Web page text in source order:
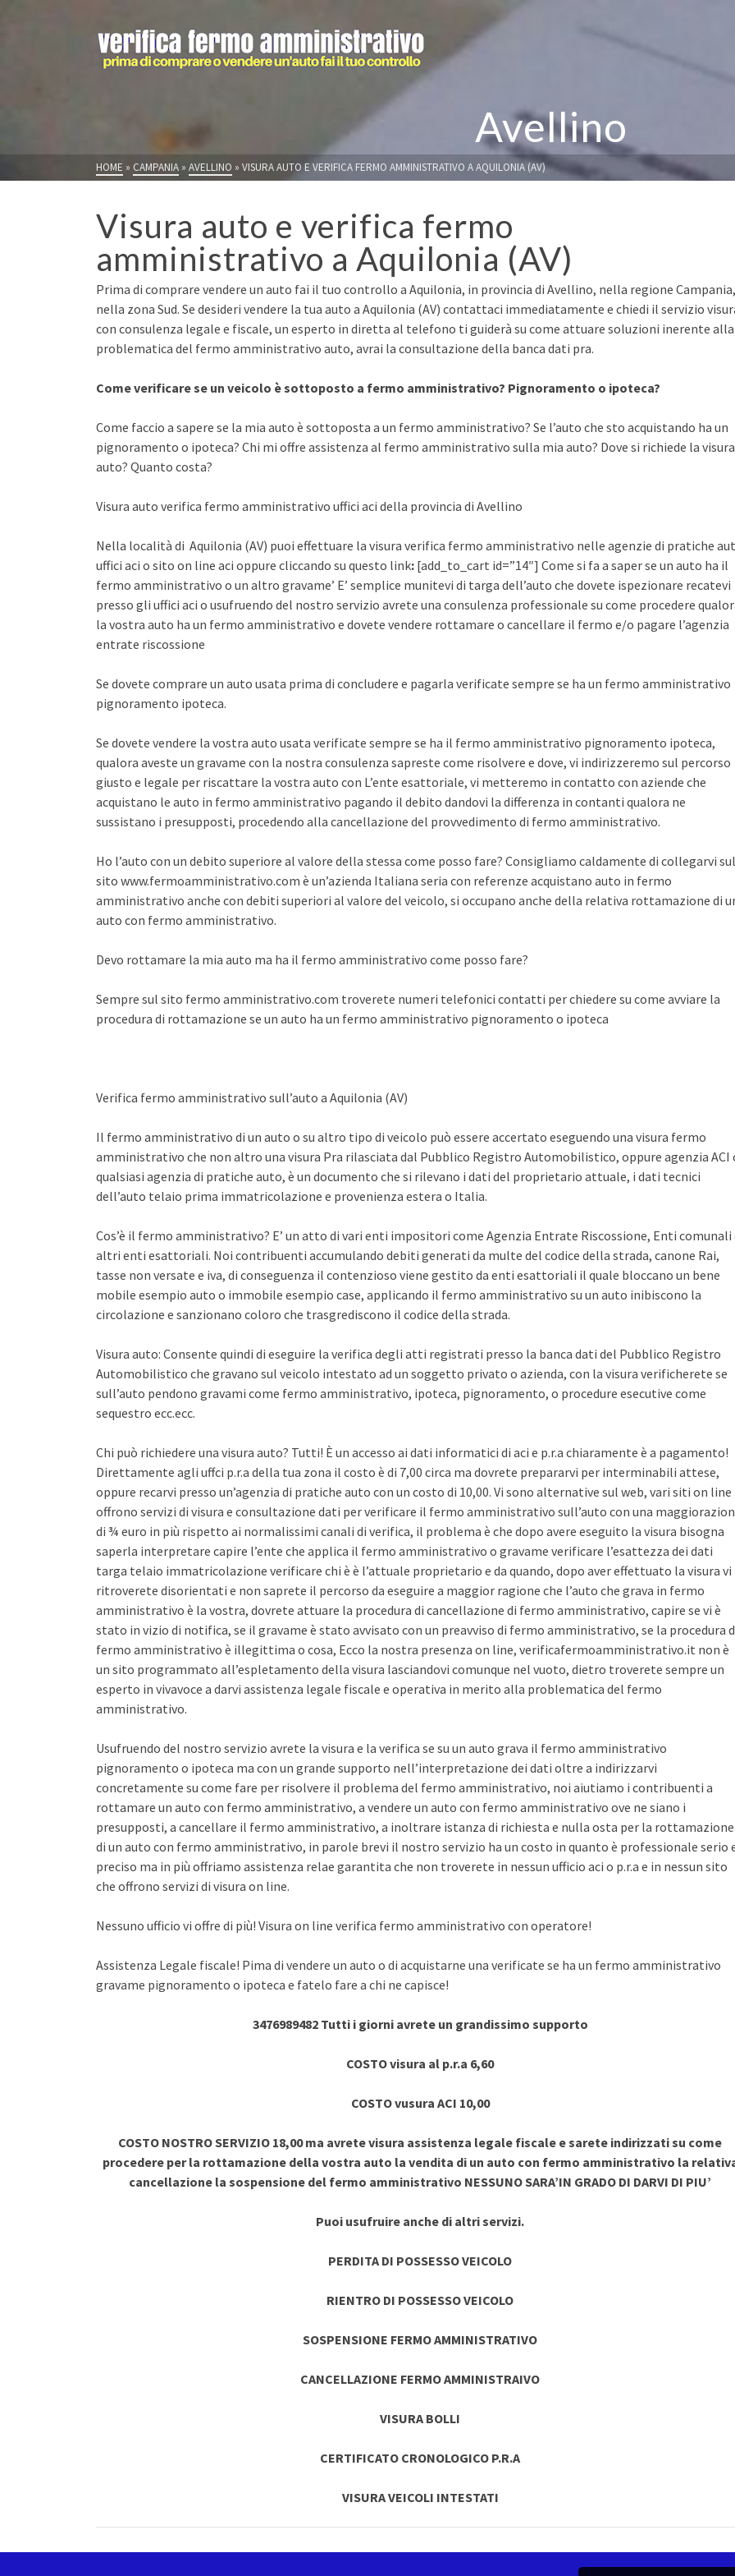
Avellino
HOME » CAMPANIA » AVELLINO » VISURA AUTO E VERIFICA FERMO AMMINISTRATIVO A AQUILONIA (AV)
Visura auto e verifica fermo
amministrativo a Aquilonia (AV)
Prima di comprare vendere un auto fai il tuo controllo a Aquilonia, in provincia di Avellino, nella regione Campania,
nella zona Sud. Se desideri vendere la tua auto a Aquilonia (AV) contattaci immediatamente e chiedi il servizio
con consulenza legale e fiscale, un esperto in diretta al telefono ti guiderà su come attuare soluzioni inerente alla
problematica del fermo amministrativo auto, avrai la consultazione della banca dati pra.
Come verificare se un veicolo è sottoposto a fermo amministrativo? Pignoramento o ipoteca?
Come faccio a sapere se la mia auto è sottoposta a un fermo amministrativo? Se l’auto che sto acquistando ha un
pignoramento o ipoteca? Chi mi offre assistenza al fermo amministrativo sulla mia auto? Dove si richiede la visura
auto? Quanto costa?
Visura auto verifica fermo amministrativo uffici aci della provincia di Avellino
Nella località di Aquilonia (AV) puoi effettuare la visura verifica fermo amministrativo nelle agenzie di pratiche
uffici aci o sito on line aci oppure cliccando su questo link: [add_to_cart id=”14″] Come si fa a saper se un auto ha il
fermo amministrativo o un altro gravame’ E’ semplice munitevi di targa dell’auto che dovete ispezionare recatevi
presso gli uffici aci o usufruendo del nostro servizio avrete una consulenza professionale su come procedere
la vostra auto ha un fermo amministrativo e dovete vendere rottamare o cancellare il fermo e/o pagare l’agenzia
entrate riscossione
Se dovete comprare un auto usata prima di concludere e pagarla verificate sempre se ha un fermo amministrativo
pignoramento ipoteca.
Se dovete vendere la vostra auto usata verificate sempre se ha il fermo amministrativo pignoramento ipoteca,
qualora aveste un gravame con la nostra consulenza sapreste come risolvere e dove, vi indirizzeremo sul percorso
giusto e legale per riscattare la vostra auto con L’ente esattoriale, vi metteremo in contatto con aziende che
acquistano le auto in fermo amministrativo pagando il debito dandovi la differenza in contanti qualora ne
sussistano i presupposti, procedendo alla cancellazione del provvedimento di fermo amministrativo.
Ho l’auto con un debito superiore al valore della stessa come posso fare? Consigliamo caldamente di collegarvi sul
sito www.fermoamministrativo.com è un’azienda Italiana seria con referenze acquistano auto in fermo
amministrativo anche con debiti superiori al valore del veicolo, si occupano anche della relativa rottamazione di
auto con fermo amministrativo.
Devo rottamare la mia auto ma ha il fermo amministrativo come posso fare?
Sempre sul sito fermo amministrativo.com troverete numeri telefonici contatti per chiedere su come avviare la
procedura di rottamazione se un auto ha un fermo amministrativo pignoramento o ipoteca
Verifica fermo amministrativo sull’auto a Aquilonia (AV)
Il fermo amministrativo di un auto o su altro tipo di veicolo può essere accertato eseguendo una visura fermo
amministrativo che non altro una visura Pra rilasciata dal Pubblico Registro Automobilistico, oppure agenzia ACI
qualsiasi agenzia di pratiche auto, è un documento che si rilevano i dati del proprietario attuale, i dati tecnici
dell’auto telaio prima immatricolazione e provenienza estera o Italia.
Cos’è il fermo amministrativo? E’ un atto di vari enti impositori come Agenzia Entrate Riscossione, Enti comunali
altri enti esattoriali. Noi contribuenti accumulando debiti generati da multe del codice della strada, canone Rai,
tasse non versate e iva, di conseguenza il contenzioso viene gestito da enti esattoriali il quale bloccano un bene
mobile esempio auto o immobile esempio case, applicando il fermo amministrativo su un auto inibiscono la
circolazione e sanzionano coloro che trasgrediscono il codice della strada.
Visura auto: Consente quindi di eseguire la verifica degli atti registrati presso la banca dati del Pubblico Registro
Automobilistico che gravano sul veicolo intestato ad un soggetto privato o azienda, con la visura verificherete se
sull’auto pendono gravami come fermo amministrativo, ipoteca, pignoramento, o procedure esecutive come
sequestro ecc.ecc.
Chi può richiedere una visura auto? Tutti! È un accesso ai dati informatici di aci e p.r.a chiaramente è a pagamento!
Direttamente agli uffci p.r.a della tua zona il costo è di 7,00 circa ma dovrete prepararvi per interminabili attese,
oppure recarvi presso un’agenzia di pratiche auto con un costo di 10,00. Vi sono alternative sul web, vari siti on line
offrono servizi di visura e consultazione dati per verificare il fermo amministrativo sull’auto con una
di ¾ euro in più rispetto ai normalissimi canali di verifica, il problema è che dopo avere eseguito la visura bisogna
saperla interpretare capire l’ente che applica il fermo amministrativo o gravame verificare l’esattezza dei dati
targa telaio immatricolazione verificare chi è è l’attuale proprietario e da quando, dopo aver effettuato la visura vi
ritroverete disorientati e non saprete il percorso da eseguire a maggior ragione che l’auto che grava in fermo
amministrativo è la vostra, dovrete attuare la procedura di cancellazione di fermo amministrativo, capire se vi è
stato in vizio di notifica, se il gravame è stato avvisato con un preavviso di fermo amministrativo, se la procedura
fermo amministrativo è illegittima o cosa, Ecco la nostra presenza on line, verificafermoamministrativo.it non è
un sito programmato all’espletamento della visura lasciandovi comunque nel vuoto, dietro troverete sempre un
esperto in vivavoce a darvi assistenza legale fiscale e operativa in merito alla problematica del fermo
amministrativo.
Usufruendo del nostro servizio avrete la visura e la verifica se su un auto grava il fermo amministrativo
pignoramento o ipoteca ma con un grande supporto nell’interpretazione dei dati oltre a indirizzarvi
concretamente su come fare per risolvere il problema del fermo amministrativo, noi aiutiamo i contribuenti a
rottamare un auto con fermo amministrativo, a vendere un auto con fermo amministrativo ove ne siano i
presupposti, a cancellare il fermo amministrativo, a inoltrare istanza di richiesta e nulla osta per la rottamazione
di un auto con fermo amministrativo, in parole brevi il nostro servizio ha un costo in quanto è professionale serio
preciso ma in più offriamo assistenza relae garantita che non troverete in nessun ufficio aci o p.r.a e in nessun sito
che offrono servizi di visura on line.
Nessuno ufficio vi offre di più! Visura on line verifica fermo amministrativo con operatore!
Assistenza Legale fiscale! Pima di vendere un auto o di acquistarne una verificate se ha un fermo amministrativo
gravame pignoramento o ipoteca e fatelo fare a chi ne capisce!
3476989482 Tutti i giorni avrete un grandissimo supporto
COSTO visura al p.r.a 6,60
COSTO vusura ACI 10,00
COSTO NOSTRO SERVIZIO 18,00 ma avrete visura assistenza legale fiscale e sarete indirizzati su come
procedere per la rottamazione della vostra auto la vendita di un auto con fermo amministrativo la
cancellazione la sospensione del fermo amministrativo NESSUNO SARA’IN GRADO DI DARVI DI PIU’
Puoi usufruire anche di altri servizi.
PERDITA DI POSSESSO VEICOLO
RIENTRO DI POSSESSO VEICOLO
SOSPENSIONE FERMO AMMINISTRATIVO
CANCELLAZIONE FERMO AMMINISTRAIVO
VISURA BOLLI
CERTIFICATO CRONOLOGICO P.R.A
VISURA VEICOLI INTESTATI